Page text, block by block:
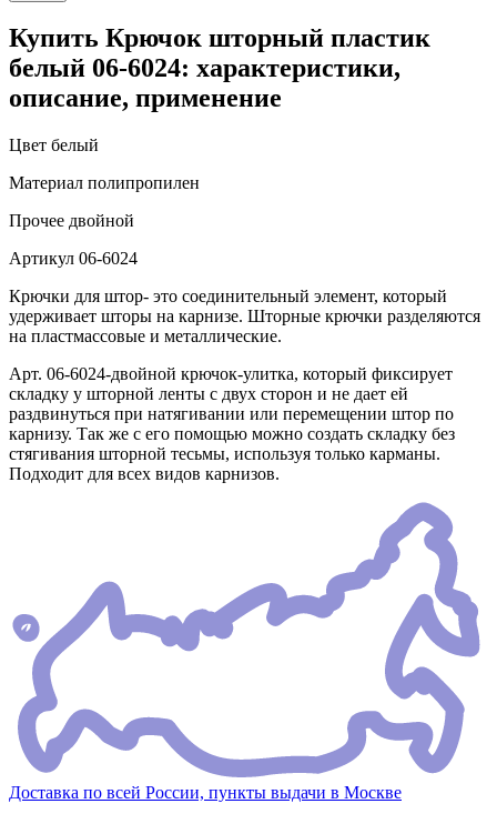
Купить Крючок шторный пластик
белый 06-6024: характеристики,
описание, применение
Цвет белый
Материал полипропилен
Прочее двойной
Артикул 06-6024
Крючки для штор- это соединительный элемент, который
удерживает шторы на карнизе. Шторные крючки разделяются
на пластмассовые и металлические.
Арт. 06-6024-двойной крючок-улитка, который фиксирует
складку у шторной ленты с двух сторон и не дает ей
раздвинуться при натягивании или перемещении штор по
карнизу. Так же с его помощью можно создать складку без
стягивания шторной тесьмы, используя только карманы.
Подходит для всех видов карнизов.
Доставка по всей России, пункты выдачи в Москве